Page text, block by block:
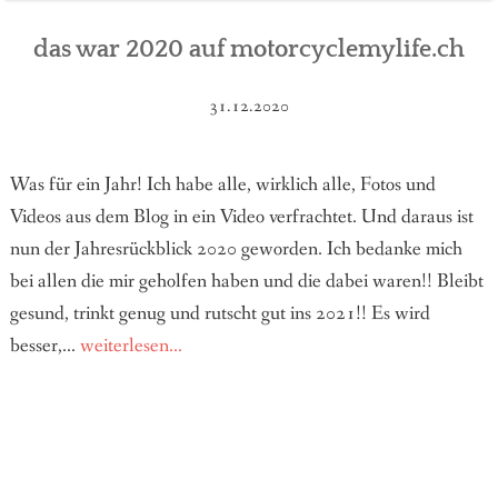
das war 2020 auf motorcyclemylife.ch
31.12.2020
Was für ein Jahr! Ich habe alle, wirklich alle, Fotos und
Videos aus dem Blog in ein Video verfrachtet. Und daraus ist
nun der Jahresrückblick 2020 geworden. Ich bedanke mich
bei allen die mir geholfen haben und die dabei waren!! Bleibt
gesund, trinkt genug und rutscht gut ins 2021!! Es wird
besser,... weiterlesen...